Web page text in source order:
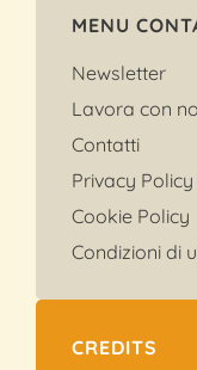
MENU
Newsletter
Lavora con
Contatti
Privacy Policy
Cookie Policy
Condizioni di
CREDITS